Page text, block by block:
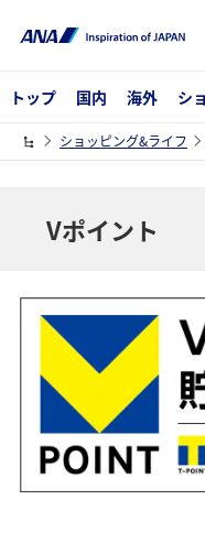
トップ 国内 海外 シ
ショッピング&ライフ
Vポイント